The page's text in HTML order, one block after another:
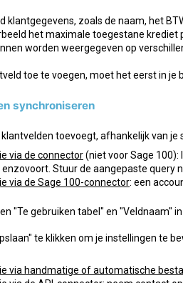
klantgegevens, zoals de naam, het
het maximale toegestane krediet
worden weergegeven op
toe te voegen, moet het eerst in je
synchroniseren
klantvelden toevoegt, afhankelijk van
via de connector(niet voor Sage
Stuur de aangepaste query
via de Sage 100-connector: een
"Te gebruiken tabel" en "Veldnaam"
te klikken om je instellingen te
via handmatige of automatische